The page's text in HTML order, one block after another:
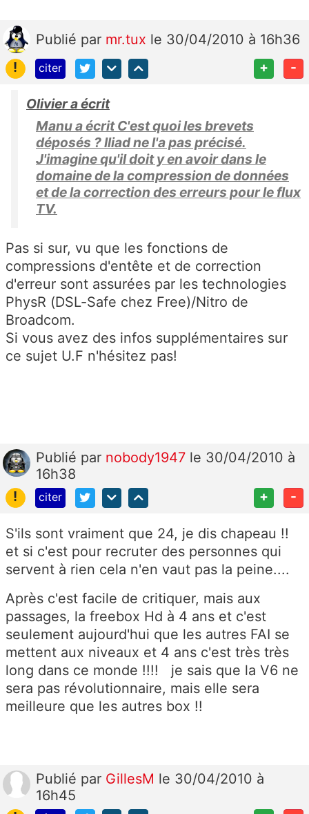
Publié par mr.tux le 30/04/2010 à 16h36
!
citer + -
Olivier a écrit
Manu a écrit C'est quoi les brevets
déposés ? Iliad ne l'a pas précisé.
J'imagine qu'il doit y en avoir dans le
domaine de la compression de données
et de la correction des erreurs pour le flux
TV.
Pas si sur, vu que les fonctions de
compressions d'entête et de correction
d'erreur sont assurées par les technologies
PhysR (DSL-Safe chez Free)/Nitro de
Broadcom.
Si vous avez des infos supplémentaires sur
ce sujet U.F n'hésitez pas!
Publié par nobody1947 le 30/04/2010 à
16h38
!
citer + -
S'ils sont vraiment que 24, je dis chapeau !!
et si c'est pour recruter des personnes qui
servent à rien cela n'en vaut pas la peine....
Après c'est facile de critiquer, mais aux
passages, la freebox Hd à 4 ans et c'est
seulement aujourd'hui que les autres FAI se
mettent aux niveaux et 4 ans c'est très très
long dans ce monde !!!! je sais que la V6 ne
sera pas révolutionnaire, mais elle sera
meilleure que les autres box !!
Publié par GillesM le 30/04/2010 à
16h45